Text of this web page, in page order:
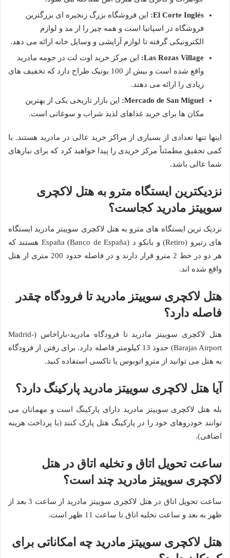
El Corte Inglés:
این فروشگاه بزرگ زنجیره ای بزرگترین
فروشگاه در اسپانیا است و همه چیز را از مد و لوازم
الکترونیکی گرفته تا لوازم آرایشی و وسایل خانه ارائه می دهد.
Las Rozas Village:
این مرکز خرید اوت لت در حومه مادرید
واقع شده است و بیش از 100 بوتیک طراح دارد که تخفیف های
زیادی را ارائه می دهند.
Mercado de San Miguel:
این بازار تاریخی یکی از بهترین
مکان ها برای خرید غذاهای لذیذ شراب و سوغاتی است.
اینها تنها تعدادی از بسیاری از مراکز خرید عالی در مادرید هستند. با
کمی تحقیق مطمئناً مرکز خریدی را پیدا خواهید کرد که برای نیازهای
شما عالی باشد.
نزدیکترین ایستگاه مترو به هتل لاکچری
سوییتز مادرید کجاست؟
نزدیک ترین ایستگاه های مترو به هتل لاکچری سوییتز مادرید ایستگاه
های رتیرو (Retiro) و بانکو د España (Banco de España) هستند که
هر دو در خط 2 مترو قرار دارند و در فاصله حدود 200 متری از هتل
واقع شده اند.
هتل لاکچری سوییتز مادرید تا فرودگاه چقدر
فاصله دارد؟
هتل لاکچری سوییتز مادرید تا فرودگاه مادرید-باراخاس (Madrid-
Barajas Airport) حدود 13 کیلومتر فاصله دارد. برای رفتن از فرودگاه
به هتل می توانید از مترو اتوبوس یا تاکسی استفاده کنید.
آیا هتل لاکچری سوییتز مادرید پارکینگ دارد؟
بله هتل لاکچری سوییتز مادرید دارای پارکینگ است و مهمانان می
توانند خودروهای خود را در پارکینگ هتل پارک کنند (با پرداخت هزینه
اضافی).
ساعت تحویل اتاق و تخلیه اتاق در هتل
لاکچری سوییتز مادرید چند است؟
ساعت تحویل اتاق در هتل لاکچری سوییتز مادرید از ساعت 3 بعد از
ظهر به بعد و ساعت تخلیه اتاق تا ساعت 11 ظهر است.
هتل لاکچری سوییتز مادرید چه امکاناتی برای